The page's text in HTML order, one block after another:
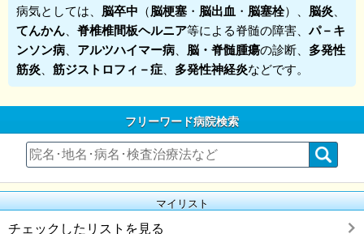
病気としては、 脳卒中 （脳梗塞 ・ 脳出血 ・ 脳塞栓）、 脳炎
てんかん 、脊椎椎間板ヘルニア等による脊髄の障害、パ－キ
ンソン病
アルツハイマー病 脳・脊髄腫瘍の診断、 多発性
筋炎
筋ジストロフィ－症 多発性神経炎などです。
フリーワード病院検索
マイリスト
チェックしたリストを見る